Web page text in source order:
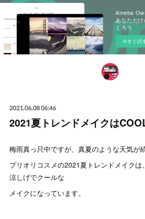
Ameba
あなただ
くろう
今すぐ試
2021.06.08 06:46
2021夏トレンドメイクは
梅雨真っ只中ですが、真夏のような天気が
プリオリコスメの2021夏トレンドメイクは
涼しげでクールな
メイクになっています。